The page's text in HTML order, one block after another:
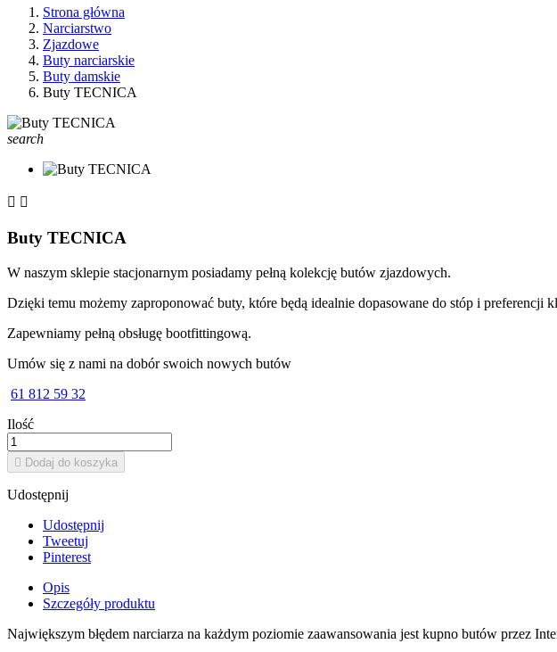
Strona główna
Narciarstwo
Zjazdowe
Buty narciarskie
Buty damskie
Buty TECNICA
search
 
Buty TECNICA
W naszym sklepie stacjonarnym posiadamy pełną kolekcję butów zjazdowych.
Dzięki temu możemy zaproponować buty, które będą idealnie dopasowane do stóp i preferencji
Zapewniamy pełną obsługę bootfittingową.
Umów się z nami na dobór swoich nowych butów
61 812 59 32
Ilość
 Dodaj do koszyka
Udostępnij
Udostępnij
Tweetuj
Pinterest
Opis
Szczegóły produktu
Największym błędem narciarza na każdym poziomie zaawansowania jest kupno butów przez